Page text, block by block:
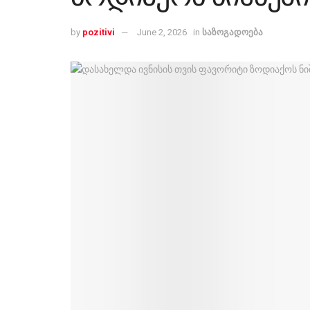
by pozitivi June 2, 2026 in საზოგადოება